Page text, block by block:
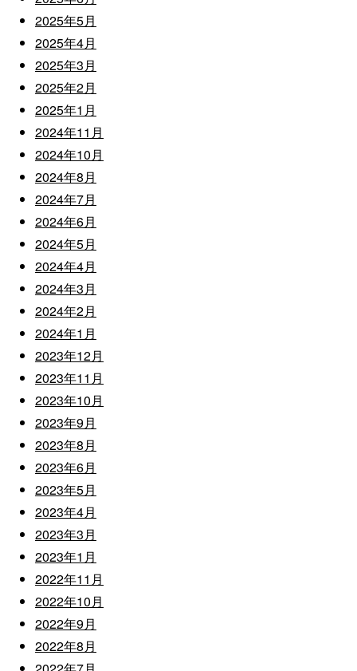
2025年5月
2025年4月
2025年3月
2025年2月
2025年1月
2024年11月
2024年10月
2024年8月
2024年7月
2024年6月
2024年5月
2024年4月
2024年3月
2024年2月
2024年1月
2023年12月
2023年11月
2023年10月
2023年9月
2023年8月
2023年6月
2023年5月
2023年4月
2023年3月
2023年1月
2022年11月
2022年10月
2022年9月
2022年8月